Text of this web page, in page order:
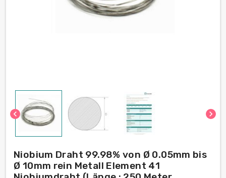
chevron_left chevron_right
Niobium Draht 99.98% von Ø 0.05mm bis
Ø 10mm rein Metall Element 41